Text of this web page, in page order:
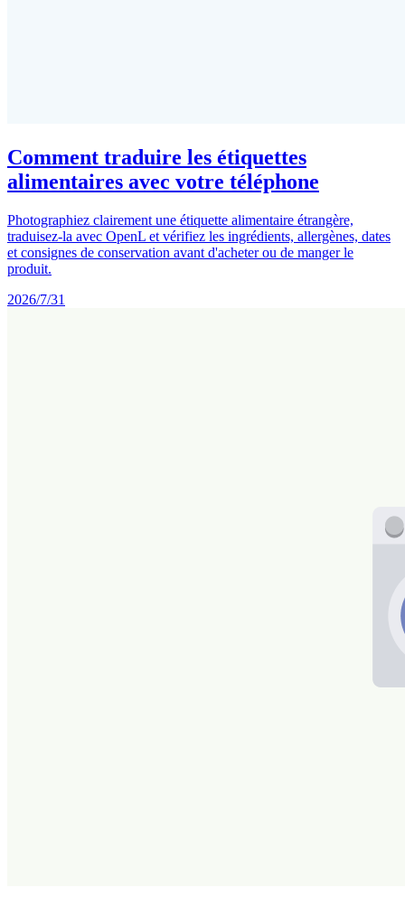
Comment traduire les étiquettes
alimentaires avec votre téléphone
Photographiez clairement une étiquette alimentaire étrangère,
traduisez-la avec OpenL et vérifiez les ingrédients, allergènes, dates
et consignes de conservation avant d'acheter ou de manger le
produit.
2026/7/31